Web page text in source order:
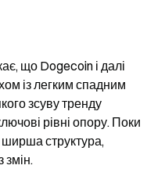
що Dogecoin і далі
із легким спадним
зсуву тренду
рівні опору. Поки
ширша структура,
змін.